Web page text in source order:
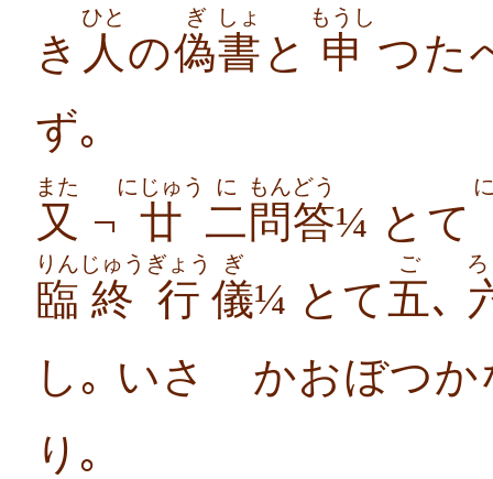
き 人
ひと
の偽
ぎ
書
しょ
と 申
もうし
つた
ず｡
又
また
¬ 廿
にじゅう
二
に
問答
もんどう
¼ とて
臨
りん
終
じゅう
行
ぎょう
儀
ぎ
¼ とて五
ご
､
し｡ いさゝかおぼつ
り｡